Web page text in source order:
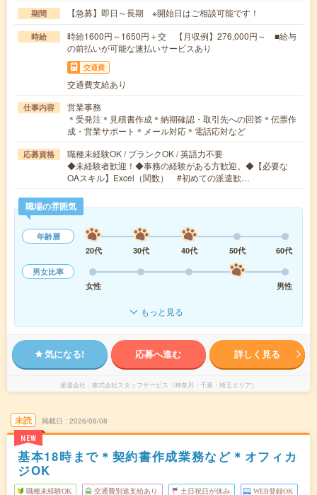
期間 【急募】即日～長期 ※開始日はご相談可能です！
時給
時給1600円～1650円＋交 【月収例】276,000円～ ■給与
の前払いが可能な速払いサービスあり
交通費
交通費支給あり
仕事内容
営業事務
＊受発注＊見積書作成＊納期確認・取引先への回答＊伝票作
成・営業サポート＊メール対応＊電話応対など
応募資格
職種未経験OK / ブランクOK / 英語力不要
◆未経験者歓迎！◆事務の経験がある方歓迎。◆【必要な
OAスキル】Excel（関数） #初めての派遣歓…
職場の雰囲気
年齢層
20代
30代 40代 50代
60代
男女比率
女性
男性
もっと見る
気になる! 応募へ進む 詳しく見る
派遣会社 株式会社スタッフサービス（神奈川・千葉・埼玉エリア）
未読
NEW
掲載日 2026/08/08
基本18時まで＊契約書作成業務など＊オフィカ
ジOK
職種未経験OK 交通費別途支給あり 土日祝日が休み WEB登録OK